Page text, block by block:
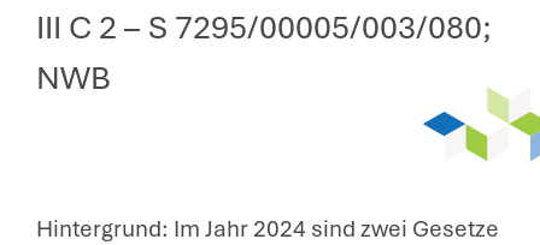
III C 2 – S 7295/00005/003/080;
NWB
Hintergrund: Im Jahr 2024 sind zwei Gesetze